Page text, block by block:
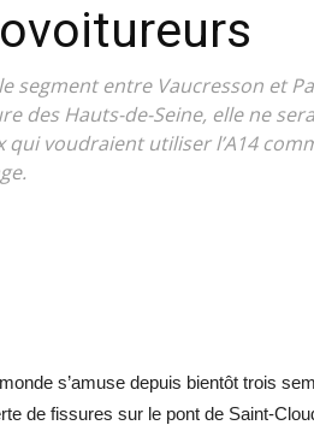
segment entre Vaucresson et
des Hauts-de-Seine, elle ne
qui voudraient utiliser l’A14
s’amuse depuis bientôt trois
de fissures sur le pont de Saint-